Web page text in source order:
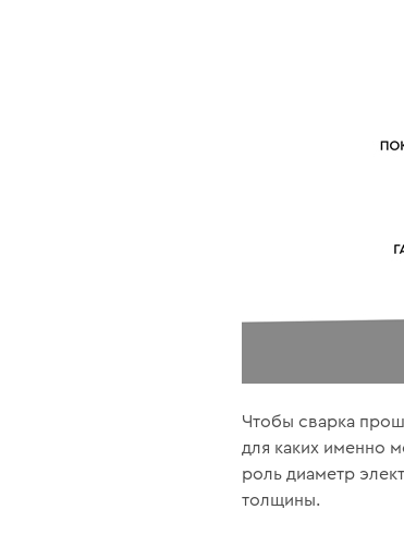
Чтобы сварка
для каких именно
роль диаметр
толщины.